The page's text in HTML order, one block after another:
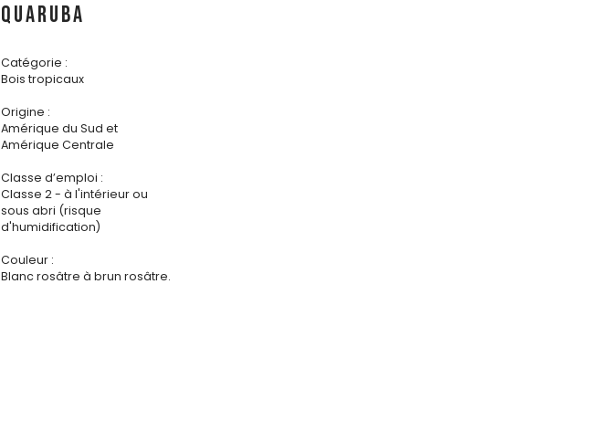
QUARUBA
Catégorie :
Bois tropicaux
Origine :
Amérique du Sud et
Amérique Centrale
Classe d’emploi :
Classe 2 - à l'intérieur ou
sous abri (risque
d'humidification)
Couleur :
Blanc rosâtre à brun rosâtre.